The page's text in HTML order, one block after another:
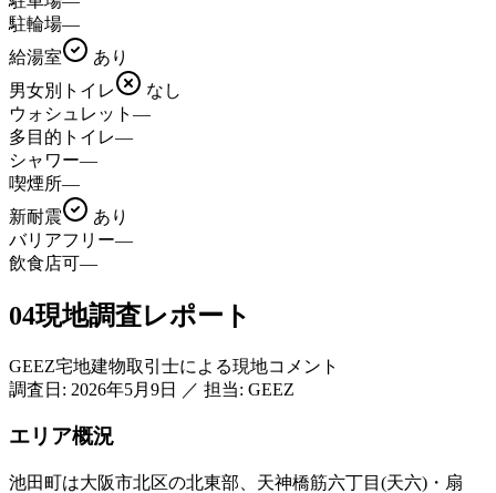
駐輪場—
給湯室
あり
男女別トイレ
なし
ウォシュレット —
多目的トイレ—
シャワー—
喫煙所—
新耐震
あり
バリアフリー—
飲食店可—
04現地調査レポート
GEEZ宅地建物取引士による現地コメント
調査日: 2026年5月9日 ／ 担当: GEEZ
エリア概況
池田町は大阪市北区の北東部、天神橋筋六丁目(天六)・扇